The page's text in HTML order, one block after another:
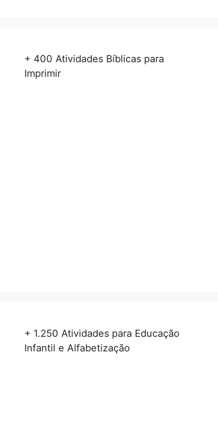
+ 400 Atividades Bíblicas para
Imprimir
+ 1.250 Atividades para Educação
Infantil e Alfabetização